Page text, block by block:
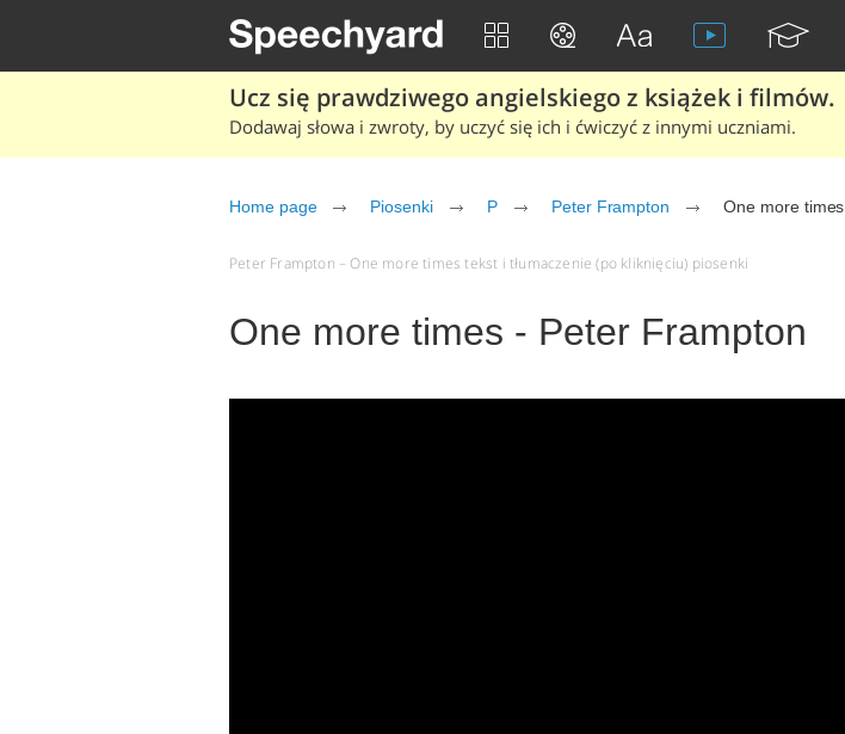
Ucz się prawdziwego angielskiego z książek i filmów.
Dodawaj słowa i zwroty, by uczyć się ich i ćwiczyć z innymi uczniami.
Home page Piosenki P Peter Frampton One more times
Peter Frampton – One more times tekst i tłumaczenie (po kliknięciu) piosenki
One more times - Peter Frampton